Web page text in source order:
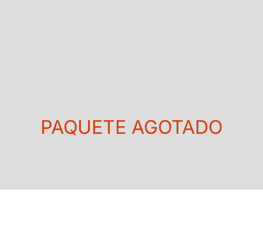
PAQUETE AGOTADO